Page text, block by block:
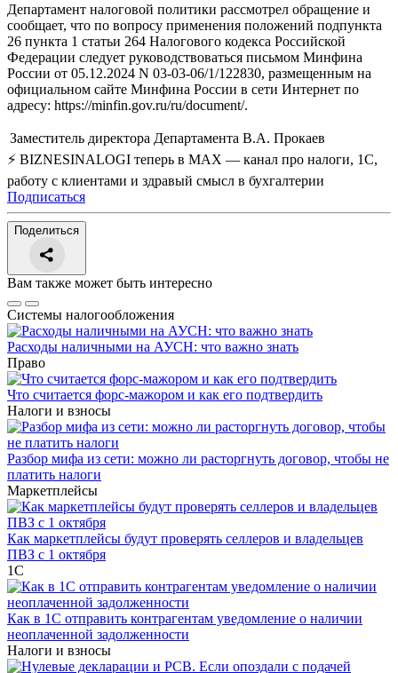
Департамент налоговой политики рассмотрел обращение и
сообщает, что по вопросу применения положений подпункта
26 пункта 1 статьи 264 Налогового кодекса Российской
Федерации следует руководствоваться письмом Минфина
России от 05.12.2024 N 03-03-06/1/122830, размещенным на
официальном сайте Минфина России в сети Интернет по
адресу: https://minfin.gov.ru/ru/document/.
Заместитель директора Департамента В.А. Прокаев
⚡ BIZNESINALOGI теперь в MAX — канал про налоги, 1С,
работу с клиентами и здравый смысл в бухгалтерии
Подписаться
Поделиться
Вам также может быть интересно
Системы налогообложения
Расходы наличными на АУСН: что важно знать
Право
Что считается форс-мажором и как его подтвердить
Налоги и взносы
Разбор мифа из сети: можно ли расторгнуть договор, чтобы не
платить налоги
Маркетплейсы
Как маркетплейсы будут проверять селлеров и владельцев
ПВЗ с 1 октября
1С
Как в 1С отправить контрагентам уведомление о наличии
неоплаченной задолженности
Налоги и взносы